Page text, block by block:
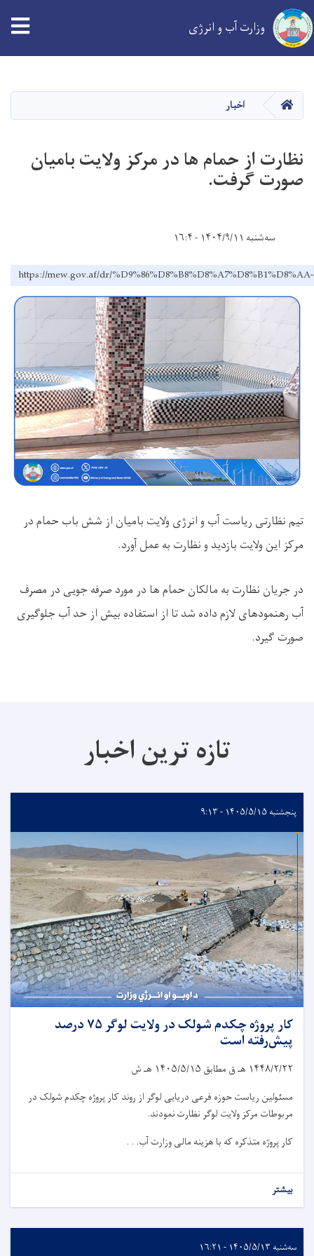
content
وزارت آب و انرژی
خانه اخبار
نظارت از حمام ها در مرکز ولایت بامیان
صورت گرفت.
سه‌شنبه ۱۴۰۴/۹/۱۱ - ۱۶:۴
https://mew.gov.af/dr/
تیم نظارتی ریاست آب و انرژی ولایت بامیان از شش باب حمام در
مرکز این ولایت بازدید و نظارت به عمل آورد.
در جریان نظارت به مالکان حمام ها در مورد صرفه جویی در مصرف
آب رهنمودهای لازم داده شد تا از استفاده بیش از حد آب جلوگیری
صورت گیرد.
تازه ترین اخبار
پنجشنبه ۱۴۰۵/۵/۱۵ - ۹:۱۳
کار پروژه چکدم شولک در ولایت لوگر ۷۵ درصد
پیش‌رفته است
۱۴۴۸/۲/۲۲ هـ ق مطابق ۱۴۰۵/۵/۱۵ هـ ش
مسئولین ریاست حوزه فرعی دریایی لوگر از روند کار پروژه چکدم شولک در
مربوطات مرکز ولایت لوگر نظارت نمودند.
کار پروژه متذکره که با هزینه مالی وزارت آب. . .
بیشتر
سه‌شنبه ۱۴۰۵/۵/۱۳ - ۱۶:۲۱